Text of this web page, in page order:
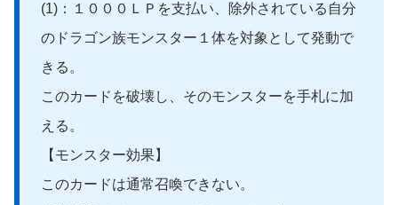
(1)：１０００ＬＰを支払い、除外されている自分
のドラゴン族モンスター１体を対象として発動で
きる。
このカードを破壊し、そのモンスターを手札に加
える。
【モンスター効果】
このカードは通常召喚できない。